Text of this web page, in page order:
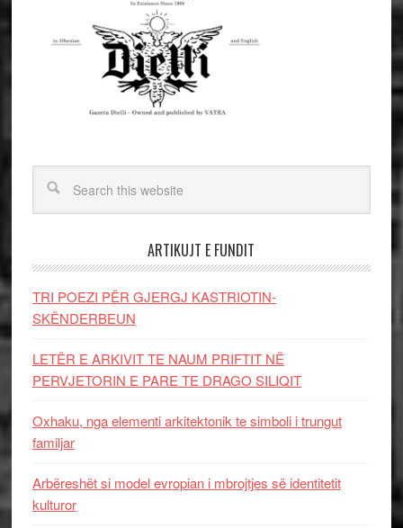
ARTIKUJT E FUNDIT
TRI POEZI PËR GJERGJ KASTRIOTIN-
SKËNDERBEUN
LETËR E ARKIVIT TE NAUM PRIFTIT NË
PERVJETORIN E PARE TE DRAGO SILIQIT
Oxhaku, nga elementi arkitektonik te simboli i trungut
familjar
Arbëreshët si model evropian i mbrojtjes së identitetit
kulturor